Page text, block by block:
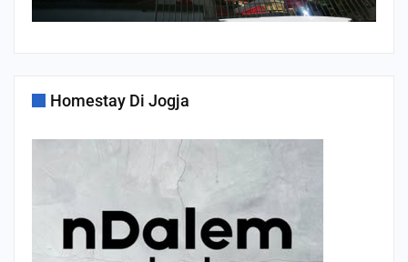
Homestay Di Jogja